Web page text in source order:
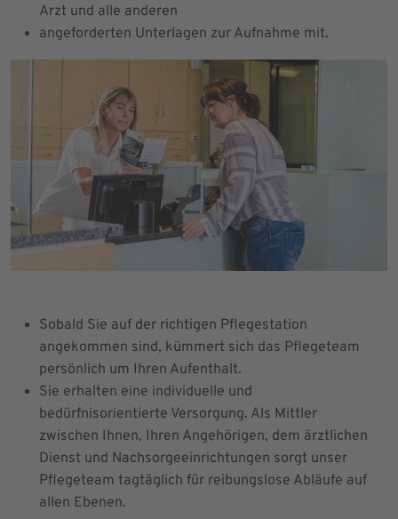
Arzt und alle anderen
angeforderten Unterlagen zur Aufnahme mit.
Sobald Sie auf der richtigen Pflegestation
angekommen sind, kümmert sich das Pflegeteam
persönlich um Ihren Aufenthalt.
Sie erhalten eine individuelle und
bedürfnisorientierte Versorgung. Als Mittler
zwischen Ihnen, Ihren Angehörigen, dem ärztlichen
Dienst und Nachsorgeeinrichtungen sorgt unser
Pflegeteam tagtäglich für reibungslose Abläufe auf
allen Ebenen.